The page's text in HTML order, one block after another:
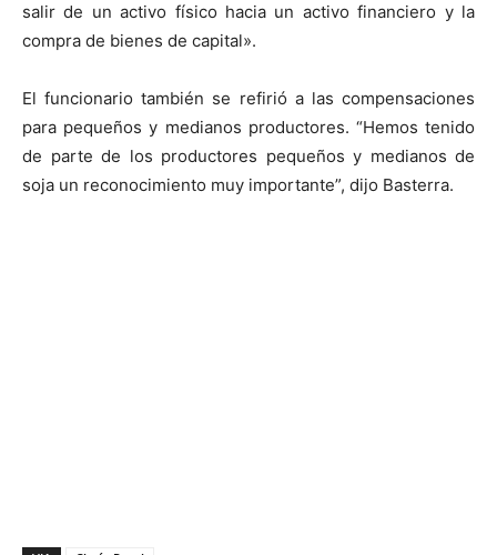
salir de un activo físico hacia un activo financiero y la
compra de bienes de capital».
El funcionario también se refirió a las compensaciones
para pequeños y medianos productores. “Hemos tenido
de parte de los productores pequeños y medianos de
soja un reconocimiento muy importante”, dijo Basterra.